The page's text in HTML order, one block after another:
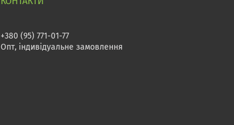
+380 (95) 771-01-77
Опт, індивідуальне замовлення